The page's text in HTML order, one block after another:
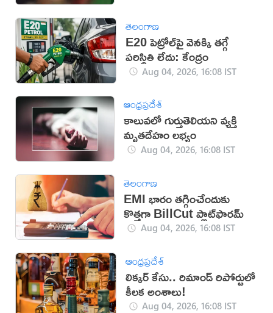
తెలంగాణ
E20 పెట్రోల్‌పై వెనక్కి తగ్గే
పరిస్థితి లేదు: కేంద్రం
Aug 04, 2026, 16:08 IST
ఆంధ్రప్రదేశ్
కాలువలో గుర్తుతెలియని వ్యక్తి
మృతదేహం లభ్యం
Aug 04, 2026, 16:08 IST
తెలంగాణ
EMI భారం తగ్గించేందుకు
కొత్తగా BillCut ప్లాట్‌ఫారమ్
Aug 04, 2026, 16:08 IST
ఆంధ్రప్రదేశ్
లిక్కర్ కేసు.. రిమాండ్​ రిపోర్టులో
కీలక అంశాలు!
Aug 04, 2026, 16:08 IST